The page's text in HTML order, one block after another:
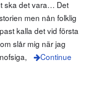
ska det vara… Det
men nån folklig
kalla det vid första
slår mig när jag
Continue